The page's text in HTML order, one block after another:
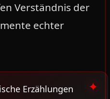
Verständnis der
echter
Erzählungen